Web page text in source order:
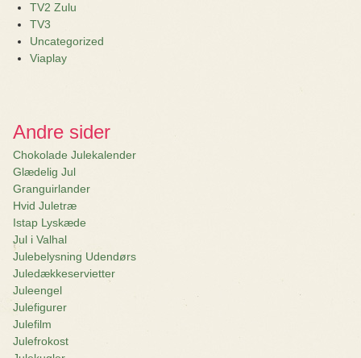
TV2 Zulu
TV3
Uncategorized
Viaplay
Andre sider
Chokolade Julekalender
Glædelig Jul
Granguirlander
Hvid Juletræ
Istap Lyskæde
Jul i Valhal
Julebelysning Udendørs
Juledækkeservietter
Juleengel
Julefigurer
Julefilm
Julefrokost